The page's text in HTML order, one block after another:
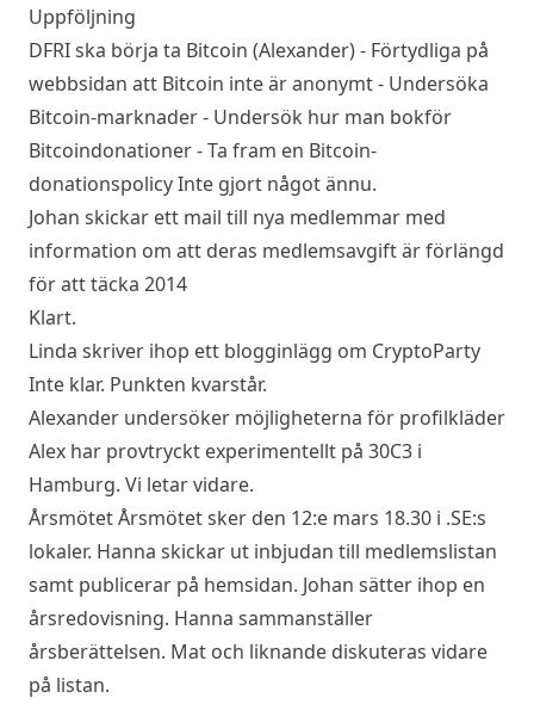
Uppföljning
DFRI ska börja ta Bitcoin (Alexander) - Förtydliga på
webbsidan att Bitcoin inte är anonymt - Undersöka
Bitcoin-marknader - Undersök hur man bokför
Bitcoindonationer - Ta fram en Bitcoin-
donationspolicy Inte gjort något ännu.
Johan skickar ett mail till nya medlemmar med
information om att deras medlemsavgift är förlängd
för att täcka 2014
Klart.
Linda skriver ihop ett blogginlägg om CryptoParty
Inte klar. Punkten kvarstår.
Alexander undersöker möjligheterna för profilkläder
Alex har provtryckt experimentellt på 30C3 i
Hamburg. Vi letar vidare.
Årsmötet Årsmötet sker den 12:e mars 18.30 i .SE:s
lokaler. Hanna skickar ut inbjudan till medlemslistan
samt publicerar på hemsidan. Johan sätter ihop en
årsredovisning. Hanna sammanställer
årsberättelsen. Mat och liknande diskuteras vidare
på listan.